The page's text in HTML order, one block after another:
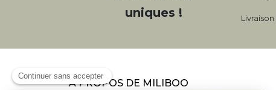
uniques !
Livraison
À PROPOS DE MILIBOO